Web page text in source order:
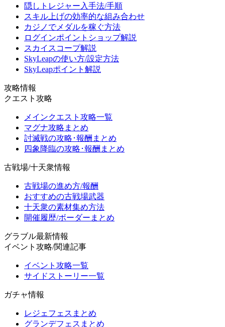
隠しトレジャー入手法/手順
スキル上げの効率的な組み合わせ
カジノでメダルを稼ぐ方法
ログインポイントショップ解説
スカイスコープ解説
SkyLeapの使い方/設定方法
SkyLeapポイント解説
攻略情報
クエスト攻略
メインクエスト攻略一覧
マグナ攻略まとめ
討滅戦の攻略･報酬まとめ
四象降臨の攻略･報酬まとめ
古戦場/十天衆情報
古戦場の進め方/報酬
おすすめの古戦場武器
十天衆の素材集め方法
開催履歴/ボーダーまとめ
グラブル最新情報
イベント攻略/関連記事
イベント攻略一覧
サイドストーリー一覧
ガチャ情報
レジェフェスまとめ
グランデフェスまとめ